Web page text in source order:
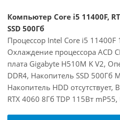
Компьютер Core i5 11400F,
SSD 500Гб
Процессор Intel Core i5 11400F
Охлаждение процессора ACD
плата Gigabyte H510M K V2,
DDR4, Накопитель SSD 500Гб
Накопитель HDD отсутствует,
RTX 4060 8Гб TDP 115Вт